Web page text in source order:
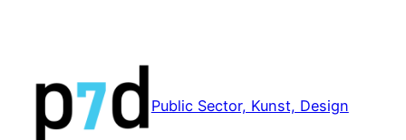
Public Sector, Kunst, Design